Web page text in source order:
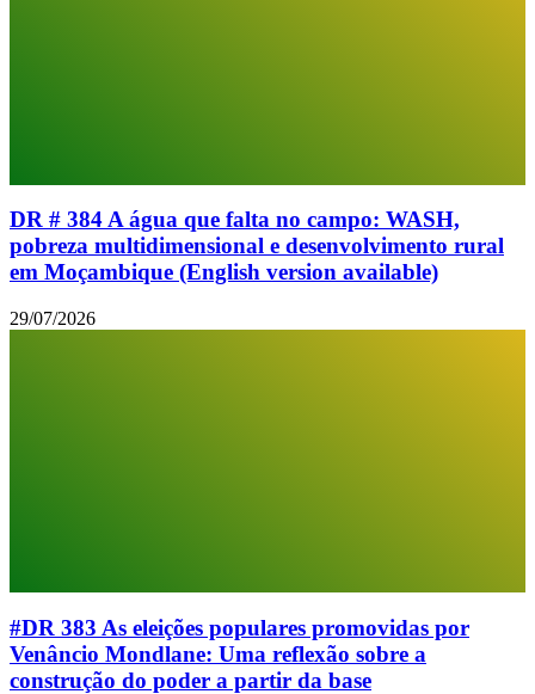
DR # 384 A água que falta no campo: WASH,
pobreza multidimensional e desenvolvimento rural
em Moçambique (English version available)
29/07/2026
#DR 383 As eleições populares promovidas por
Venâncio Mondlane: Uma reflexão sobre a
construção do poder a partir da base